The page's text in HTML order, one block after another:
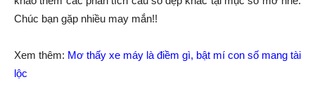
Chúc bạn gặp nhiều may mắn!!
Xem thêm: Mơ thấy xe máy là điềm gì, bật mí con số mang tài
lộc